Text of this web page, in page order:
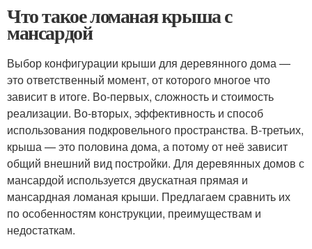
Что такое ломаная крыша с
мансардой
Выбор конфигурации крыши для деревянного дома —
это ответственный момент, от которого многое что
зависит в итоге. Во-первых, сложность и стоимость
реализации. Во-вторых, эффективность и способ
использования подкровельного пространства. В-третьих,
крыша — это половина дома, а потому от неё зависит
общий внешний вид постройки. Для деревянных домов с
мансардой используется двускатная прямая и
мансардная ломаная крыши. Предлагаем сравнить их
по особенностям конструкции, преимуществам и
недостаткам.